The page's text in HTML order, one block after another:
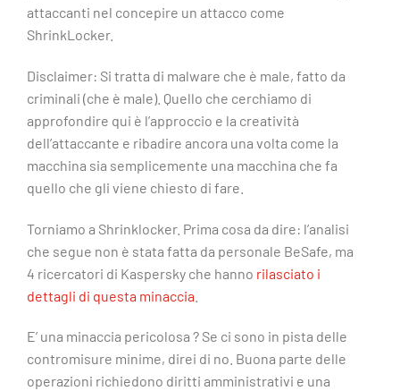
attaccanti nel concepire un attacco come
ShrinkLocker.
Disclaimer: Si tratta di malware che è male, fatto da
criminali (che è male). Quello che cerchiamo di
approfondire qui è l’approccio e la creatività
dell’attaccante e ribadire ancora una volta come la
macchina sia semplicemente una macchina che fa
quello che gli viene chiesto di fare.
Torniamo a Shrinklocker. Prima cosa da dire: l’analisi
che segue non è stata fatta da personale BeSafe, ma
4 ricercatori di Kaspersky che hanno rilasciato i
dettagli di questa minaccia
E’ una minaccia pericolosa ? Se ci sono in pista delle
contromisure minime, direi di no. Buona parte delle
operazioni richiedono diritti amministrativi e una